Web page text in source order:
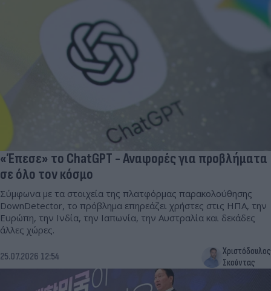
«Έπεσε» το ChatGPT - Αναφορές για προβλήματα
σε όλο τον κόσμο
Σύμφωνα με τα στοιχεία της πλατφόρμας παρακολούθησης
DownDetector, το πρόβλημα επηρεάζει χρήστες στις ΗΠΑ, την
Ευρώπη, την Ινδία, την Ιαπωνία, την Αυστραλία και δεκάδες
άλλες χώρες.
25.07.2026 12:54
Χριστόδουλος
Σκούντας